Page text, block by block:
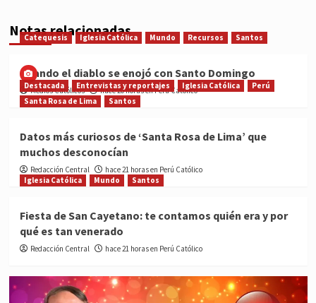
Notas relacionadas
Catequesis Iglesia Católica Mundo Recursos Santos
Cuando el diablo se enojó con Santo Domingo
Medios Católicos hace 20 horas en Perú Católico
Destacada Entrevistas y reportajes Iglesia Católica
Perú
Santa Rosa de Lima
Santos
Datos más curiosos de ‘Santa Rosa de Lima’ que
muchos desconocían
Redacción Central
hace 21 horas en Perú Católico
Iglesia Católica
Mundo Santos
Fiesta de San Cayetano: te contamos quién era y por
qué es tan venerado
Redacción Central hace 21 horas en Perú Católico